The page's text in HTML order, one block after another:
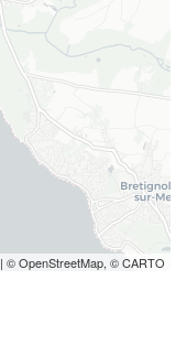
| © OpenStreetMap, © CARTO